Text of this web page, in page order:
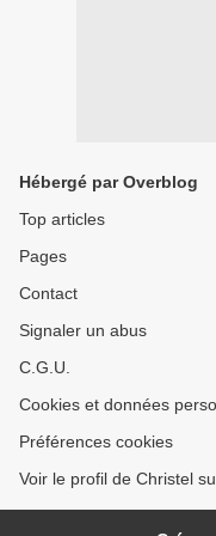
Hébergé par Overblog
Top articles
Pages
Contact
Signaler un abus
C.G.U.
Cookies et données
Préférences cookies
Voir le profil de Christel